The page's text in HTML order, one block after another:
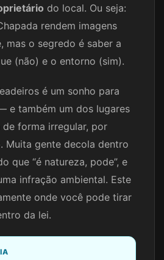
do local. Ou seja:
rendem imagens
mas o segredo é saber a
(não) e o entorno (sim).
é um sonho para
e também um dos lugares
de forma irregular, por
Muita gente decola dentro
que “é natureza, pode”, e
infração ambiental. Este
onde você pode tirar
da lei.